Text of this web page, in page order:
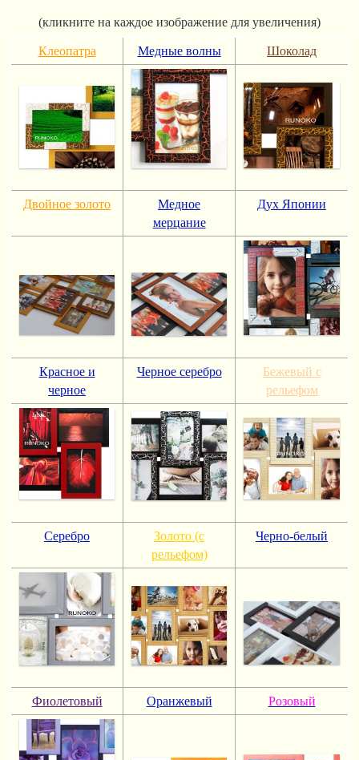
(кликните на каждое изображение для увеличения)
Клеопатра Медные волны Шоколад
Двойное золото
Медное
мерцание
Дух Японии
Красное и
черное
Черное серебро
Бежевый с
рельефом
Серебро
Золото (с
рельефом)
Черно-белый
Фиолетовый Оранжевый Розовый